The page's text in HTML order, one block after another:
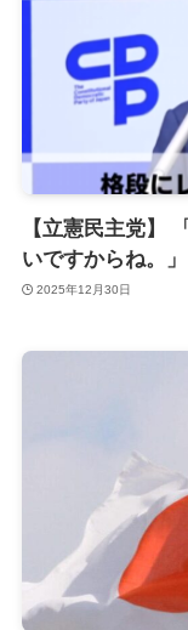
【立憲民主党】
いですからね。」
2025年12月30日